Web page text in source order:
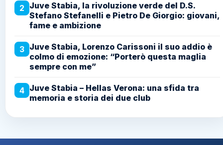
2 Juve Stabia, la rivoluzione verde del D.S.
Stefano Stefanelli e Pietro De Giorgio: giovani,
fame e ambizione
3 Juve Stabia, Lorenzo Carissoni il suo addio è
colmo di emozione: “Porterò questa maglia
sempre con me”
4 Juve Stabia – Hellas Verona: una sfida tra
memoria e storia dei due club